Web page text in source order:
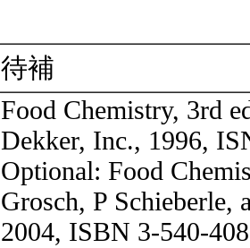
待補
Food Chemistry, 3rd
Dekker, Inc., 1996,
Optional: Food
Grosch, P Schieberle,
2004, ISBN 3-540-